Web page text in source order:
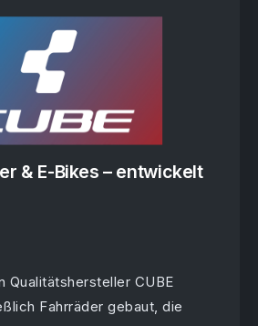
& E-Bikes – entwickelt
Qualitätshersteller CUBE
Fahrräder gebaut, die